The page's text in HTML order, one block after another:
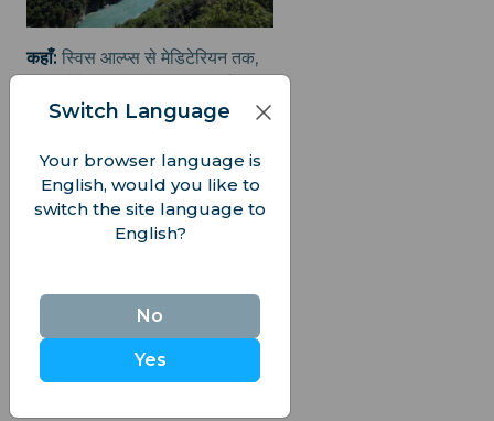
कहाँ: स्विस आल्प्स से मेडिटेरियन तक,
मिलती है
नंबर 3: सेन
रोमांटिक पेरिस सेन के बिना अधूरा है;
इसके किनारे यूनेस्को विश्व धरोहर स्थल
इसकी अपनी डेटिंग साइट्स पर
प्रोफ़ाइल है।
कहाँ:
बरगंडी पठार से लेकर इंग्लिश
Switch Language
Your browser language is
English, would you like to
switch the site language to
English?
No
Yes